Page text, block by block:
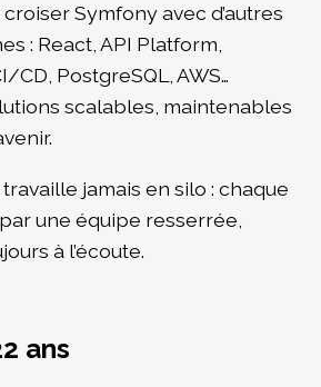
Symfony avec d’autres
: React, API Platform,
CD, PostgreSQL, AWS…
scalables, maintenables
jamais en silo : chaque
une équipe resserrée,
à l’écoute.
ans